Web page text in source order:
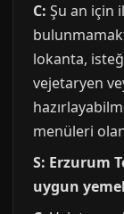
C: Şu an için
lokanta,
vejetaryen
menüleri
S: Erzurum
uygun